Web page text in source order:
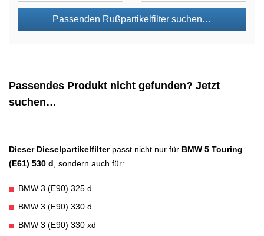
Passenden Rußpartikelfilter suchen…
Passendes Produkt nicht gefunden? Jetzt
suchen…
Dieser Dieselpartikelfilterpasst nicht nur für BMW 5 Touring
(E61) 530 d, sondern auch für:
BMW 3 (E90) 325 d
BMW 3 (E90) 330 d
BMW 3 (E90) 330 xd